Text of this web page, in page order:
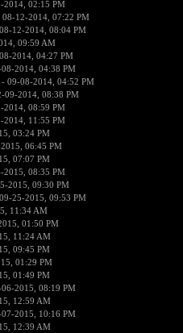
02:15 PM
08-12-2014, 07:22 PM
12-2014, 08:04 PM
09:59 AM
2014, 04:27 PM
2014, 04:38 PM
09-08-2014, 04:52 PM
09-2014, 08:38 PM
08:59 PM
2014, 11:55 PM
03:24 PM
06:45 PM
07:07 PM
08:35 PM
2015, 09:30 PM
25-2015, 09:53 PM
11:34 AM
01:50 PM
11:24 AM
09:45 PM
01:29 PM
01:49 PM
2015, 08:19 PM
12:59 AM
2015, 10:16 PM
12:39 AM